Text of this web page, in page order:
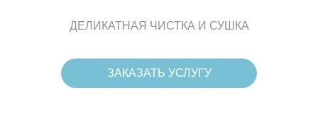
ДЕЛИКАТНАЯ ЧИСТКА И СУШКА
ЗАКАЗАТЬ УСЛУГУ